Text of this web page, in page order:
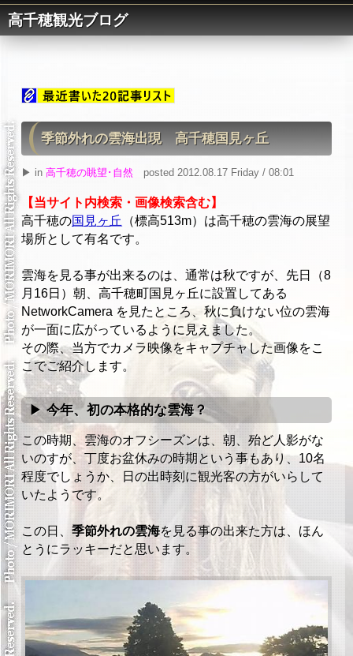
高千穂観光ブログ
季節外れの雲海出現 高千穂国見ヶ丘
▶ in高千穂の眺望･自然 posted 2012.08.17 Friday / 08:01
【当サイト内検索・画像検索含む】
高千穂の国見ヶ丘
（標高513m）は高千穂の雲海の展望
場所として有名です。
雲海を見る事が出来るのは、通常は秋ですが、先日（8
月16日）朝、高千穂町国見ヶ丘に設置してある
NetworkCamera を見たところ、秋に負けない位の雲海
が一面に広がっているように見えました。
その際、当方でカメラ映像をキャプチャした画像をこ
こでご紹介します。
今年、初の本格的な雲海？
この時期、雲海のオフシーズンは、朝、殆ど人影がな
いのすが、丁度お盆休みの時期という事もあり、10名
程度でしょうか、日の出時刻に観光客の方がいらして
いたようです。
この日、季節外れの雲海を見る事の出来た方は、ほん
とうにラッキーだと思います。